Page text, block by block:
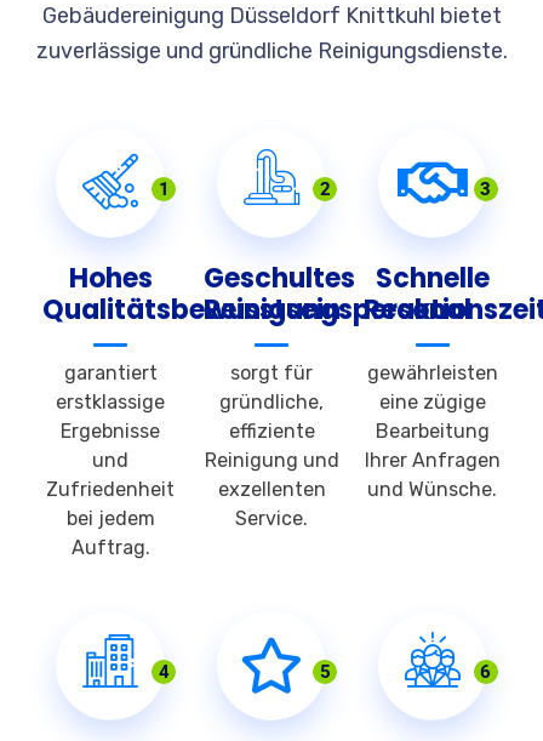
Gebäudereinigung Düsseldorf Knittkuhl bietet
zuverlässige und gründliche Reinigungsdienste.
1
Hohes
Qualitätsbewusstsein
garantiert
erstklassige
Ergebnisse
und
Zufriedenheit
bei jedem
Auftrag.
2
Geschultes
Reinigungspersonal
sorgt für
gründliche,
effiziente
Reinigung und
exzellenten
Service.
3
Schnelle
gewährleisten
eine zügige
Bearbeitung
Ihrer Anfragen
und Wünsche.
4 5 6